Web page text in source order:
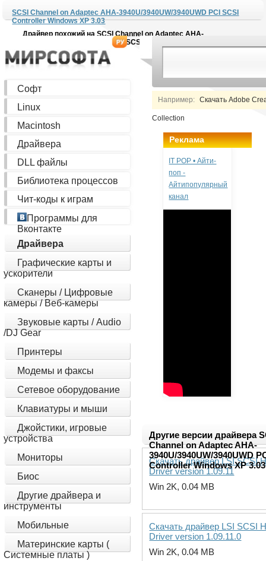
SCSI Channel on Adaptec AHA-3940U/3940UW/3940UWD PCI SCSI
Controller Windows XP 3.03
Драйвер похожий наSCSI Channel on Adaptec AHA-
3940U/3940UW/3940UWD PCI SCSI Controller Windows XP 3.03
Например: Скачать Adobe
Collection
Софт
Linux
Macintosh
Драйвера
DLL файлы
Библиотека процессов
Чит-коды к играм
Программы для
Вконтакте
Драйвера
Графические карты и
ускорители
Сканеры / Цифровые
камеры / Веб-камеры
Звуковые карты / Audio
/DJ Gear
Принтеры
Модемы и факсы
Сетевое оборудование
Клавиатуры и мыши
Джойстики, игровые
устройства
Мониторы
Биос
Другие драйвера и
инструменты
Мобильные
Материнские карты (
Системные платы )
Реклама
IT POP • Айти-
поп -
Айтипопулярный
канал
Другие версии драйвера
Channel on Adaptec AHA-
3940U/3940UW/3940UWD
Controller Windows XP 3.03
Скачать драйвер LSI SCSI
Driver version 1.09.11
Win 2K, 0.04 MB
Скачать драйвер LSI SCSI
Driver version 1.09.11.0
Win 2K, 0.04 MB